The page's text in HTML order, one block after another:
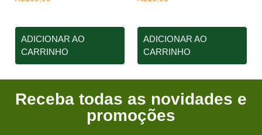
ADICIONAR AO
CARRINHO
ADICIONAR AO
CARRINHO
Receba todas as novidades e
promoções